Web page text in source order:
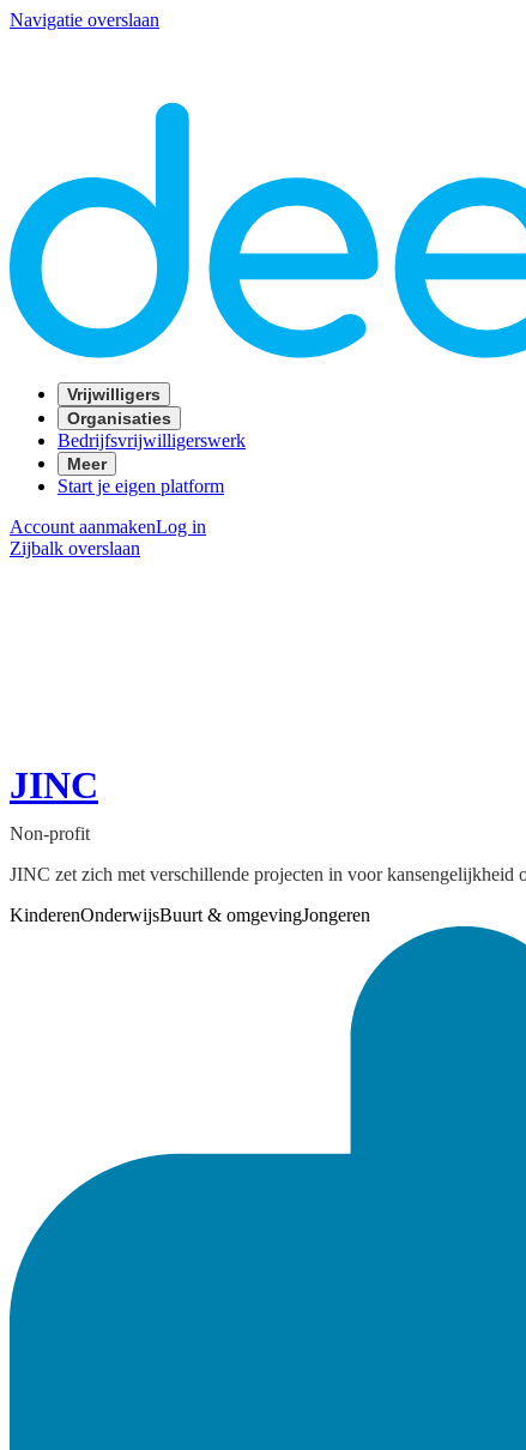
Navigatie overslaan
Vrijwilligers
Organisaties
Bedrijfsvrijwilligerswerk
Meer
Start je eigen platform
Account aanmakenLog in
Zijbalk overslaan
JINC
Non-profit
JINC zet zich met verschillende projecten in voor kansengelijkheid
KinderenOnderwijsBuurt & omgevingJongeren